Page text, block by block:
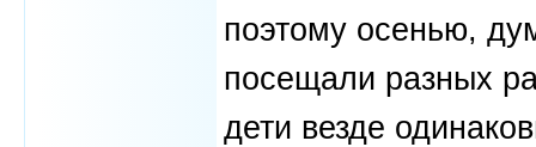
поэтому осенью,
посещали разных
дети везде